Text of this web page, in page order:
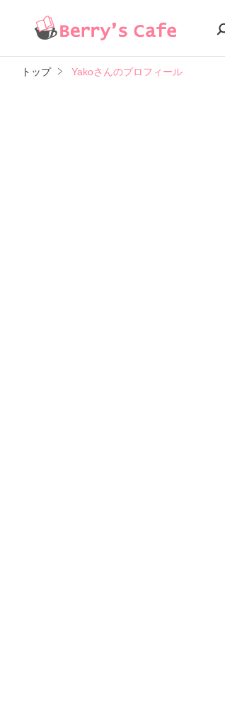
トップ Yakoさんのプロフィール